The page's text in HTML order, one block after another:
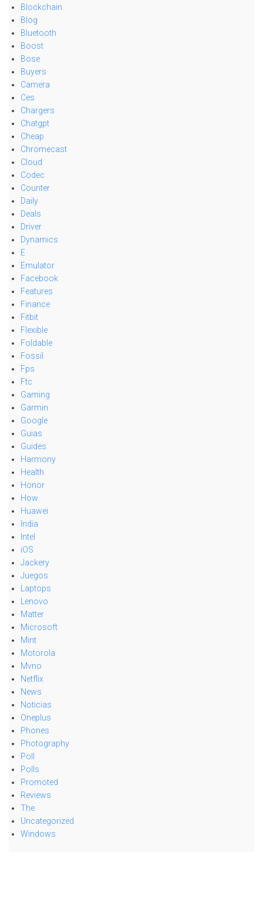
Blockchain
Blog
Bluetooth
Boost
Bose
Buyers
Camera
Ces
Chargers
Chatgpt
Cheap
Chromecast
Cloud
Codec
Counter
Daily
Deals
Driver
Dynamics
E
Emulator
Facebook
Features
Finance
Fitbit
Flexible
Foldable
Fossil
Fps
Ftc
Gaming
Garmin
Google
Guias
Guides
Harmony
Health
Honor
How
Huawei
India
Intel
iOS
Jackery
Juegos
Laptops
Lenovo
Matter
Microsoft
Mint
Motorola
Mvno
Netflix
News
Noticias
Oneplus
Phones
Photography
Poll
Polls
Promoted
Reviews
The
Uncategorized
Windows